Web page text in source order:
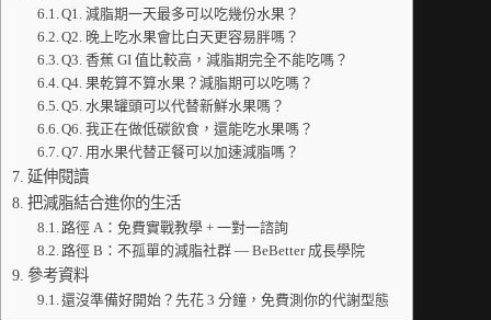
Q1. 減脂期一天最多可以吃幾份水果？
Q2. 晚上吃水果會比白天更容易胖嗎？
Q3. 香蕉 GI 值比較高，減脂期完全不能吃嗎？
Q4. 果乾算不算水果？減脂期可以吃嗎？
Q5. 水果罐頭可以代替新鮮水果嗎？
Q6. 我正在做低碳飲食，還能吃水果嗎？
Q7. 用水果代替正餐可以加速減脂嗎？
延伸閱讀
把減脂結合進你的生活
路徑 A：免費實戰教學 + 一對一諮詢
路徑 B：不孤單的減脂社群 — BeBetter 成長學院
參考資料
還沒準備好開始？先花 3 分鐘，免費測你的代謝型態